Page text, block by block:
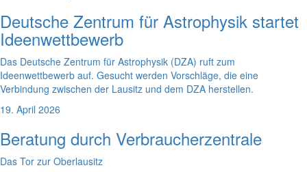
Deutsche Zentrum für Astrophysik startet
Ideenwettbewerb
Das Deutsche Zentrum für Astrophysik (DZA) ruft zum
Ideenwettbewerb auf. Gesucht werden Vorschläge, die eine
Verbindung zwischen der Lausitz und dem DZA herstellen.
19. April 2026
Beratung durch Verbraucherzentrale
Das Tor zur Oberlausitz